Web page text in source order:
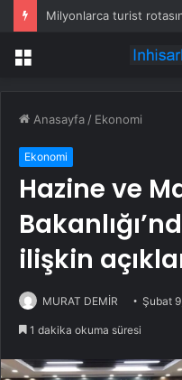
Menü
Anasayfa / Ekonomi
Ekonomi
Hazine ve
ilişkin
MURAT DEMİR Şubat
1 dakika okuma süresi